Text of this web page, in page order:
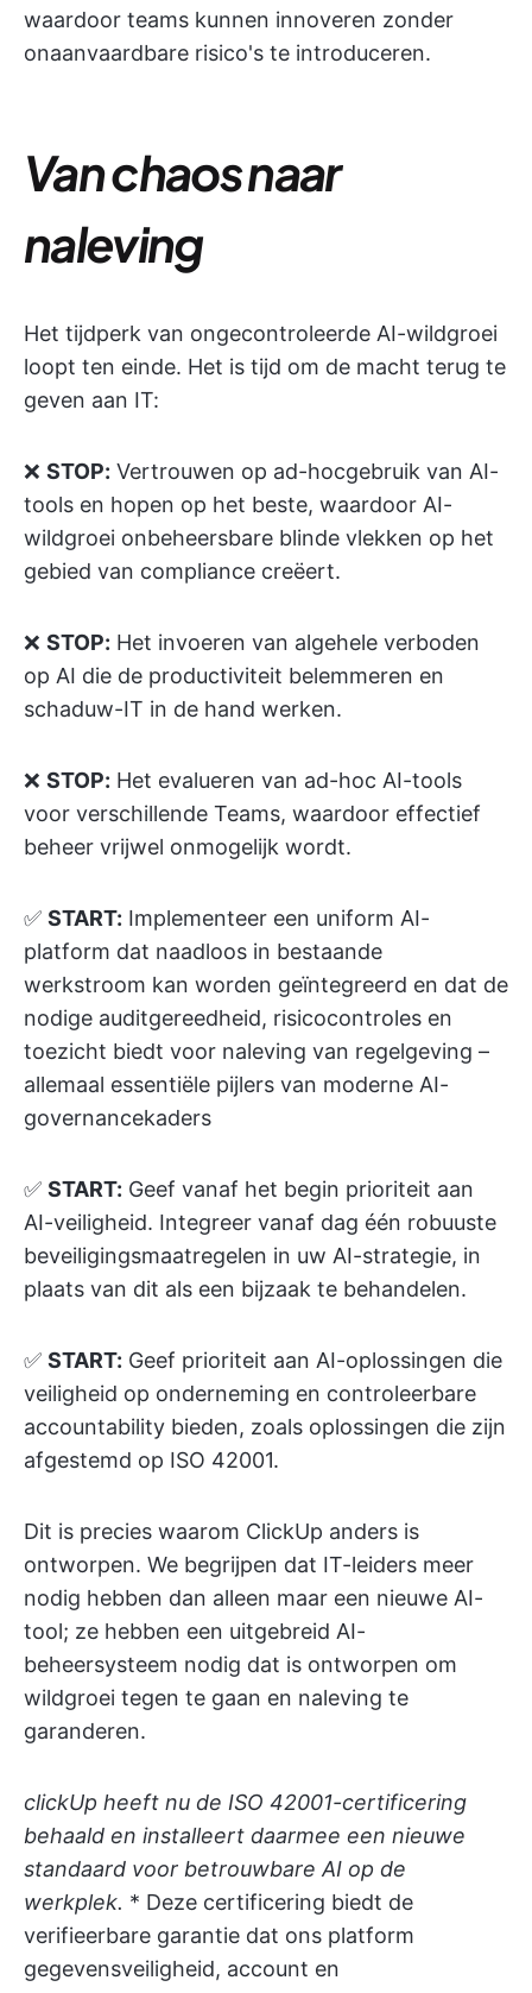
waardoor teams kunnen innoveren zonder
onaanvaardbare risico's te introduceren.
Van chaos naar
naleving
Het tijdperk van ongecontroleerde AI-wildgroei
loopt ten einde. Het is tijd om de macht terug te
geven aan IT:
❌ STOP: Vertrouwen op ad-hocgebruik van AI-
tools en hopen op het beste, waardoor AI-
wildgroei onbeheersbare blinde vlekken op het
gebied van compliance creëert.
❌ STOP: Het invoeren van algehele verboden
op AI die de productiviteit belemmeren en
schaduw-IT in de hand werken.
❌ STOP: Het evalueren van ad-hoc AI-tools
voor verschillende Teams, waardoor effectief
beheer vrijwel onmogelijk wordt.
✅ START: Implementeer een uniform AI-
platform dat naadloos in bestaande
werkstroom kan worden geïntegreerd en dat de
nodige auditgereedheid, risicocontroles en
toezicht biedt voor naleving van regelgeving –
allemaal essentiële pijlers van moderne AI-
governancekaders
✅ START: Geef vanaf het begin prioriteit aan
AI-veiligheid. Integreer vanaf dag één robuuste
beveiligingsmaatregelen in uw AI-strategie, in
plaats van dit als een bijzaak te behandelen.
✅ START: Geef prioriteit aan AI-oplossingen die
veiligheid op onderneming en controleerbare
accountability bieden, zoals oplossingen die zijn
afgestemd op ISO 42001.
Dit is precies waarom ClickUp anders is
ontworpen. We begrijpen dat IT-leiders meer
nodig hebben dan alleen maar een nieuwe AI-
tool; ze hebben een uitgebreid AI-
beheersysteem nodig dat is ontworpen om
wildgroei tegen te gaan en naleving te
garanderen.
clickUp heeft nu de ISO 42001-certificering
behaald en installeert daarmee een nieuwe
standaard voor betrouwbare AI op de
werkplek. * Deze certificering biedt de
verifieerbare garantie dat ons platform
gegevensveiligheid, account en